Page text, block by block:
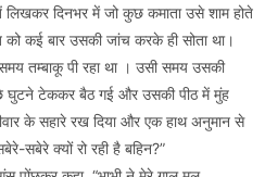
दिनभर में जो कुछ कमाता उसे शाम होते
कई बार उसकी जांच करके ही सोता था।
तम्बाकू पी रहा था । उसी समय उसकी
घुटने टेककर बैठ गई और उसकी पीठ में मुंह
के सहारे रख दिया और एक हाथ अनुमान से
सबेरे क्यों रो रही है बहिन?”